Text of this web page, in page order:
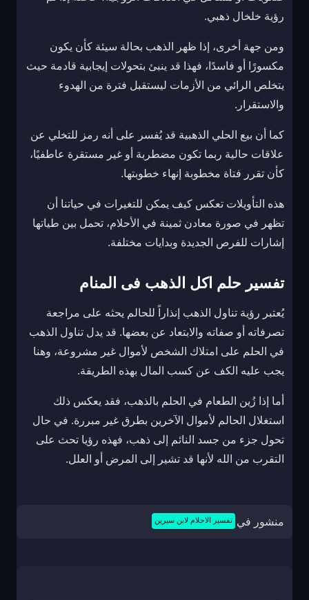
رؤية خلخال ذهبي.
ومن جهة أخرى، إذا ظهر الذهب بحالة سيئة كأن يكون
مكسورًا أو فاسدًا، فهذا قد ينبئ بتحولات إيجابية قادمة حيث
يتخلص الرائي من الأزمات ليستقبل فترة من الهدوء
والاستقرار.
كما أن بيع الحلي الذهبية قد يُفسر على أنه رمز للتخلي عن
علاقات حالية ربما تكون مضطربة أو غير مستقرة عاطفيًا،
كأن تقرر فتاة مخطوبة إنهاء خطوبتها.
هذه التأويلات تعكس كيف يمكن للتغيرات في حياتنا أن
تظهر في صورة معادن ثمينة في الأحلام، تحمل بين طياتها
إشارات للفرص الجديدة وبدايات مختلفة.
تفسير حلم اكل الذهب فى المنام
يُعتبر رؤية تناول الذهب إنذاراً للحالم يحثه على مراجعة
تصرفاته أو صفاته والابتعاد عن بعضها. قد يدل تناول الذهب
في الحلم على امتلاك الشخص لأموال غير مشروعة، وهنا
يجب عليه الكف عن كسب المال بهذه الطريقة.
أما إذا زُين الطعام في الحلم بالذهب، فقد يعكس ذلك
استغلال الحالم لأموال الآخرين بطرق غير مبررة. في حال
تحول جزء من جسد النائم إلى ذهب، فهذه رؤيا تحث على
التقرب من الله لأنها قد تشير إلى المرض أو العلل.
منشور في تفسير الاحلام لابن سيرين